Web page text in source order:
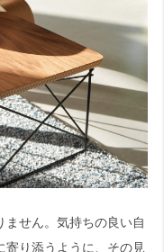
せん。気持ちの良い自
寄り添うように、その見